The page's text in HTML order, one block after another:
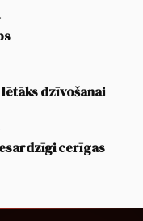
dzīvošanai
cerīgas